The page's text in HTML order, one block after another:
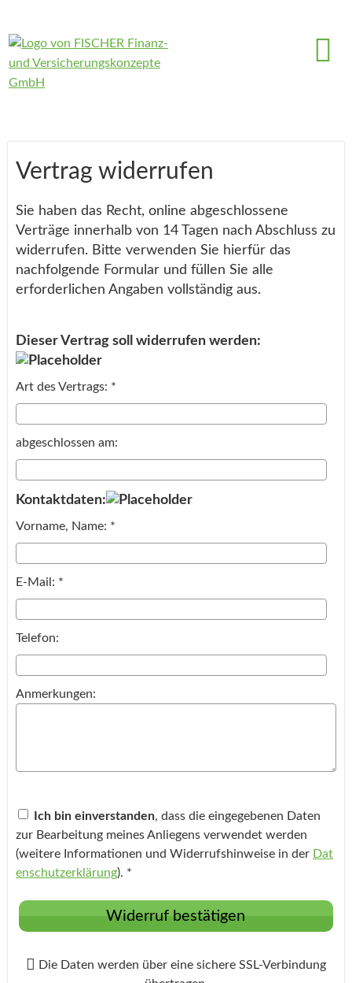
Vertrag widerrufen
Sie haben das Recht, online abgeschlossene
Verträge innerhalb von 14 Tagen nach Abschluss zu
widerrufen. Bitte verwenden Sie hierfür das
nachfolgende Formular und füllen Sie alle
erforderlichen Angaben vollständig aus.
Dieser Vertrag soll widerrufen werden:
Art des Vertrags: *
abgeschlossen am:
Kontaktdaten:
Vorname, Name: *
E-Mail: *
Telefon:
Anmerkungen:
Ich bin einverstanden, dass die eingegebenen Daten
zur Bearbeitung meines Anliegens verwendet werden
(weitere Informationen und Widerrufshinweise in der Dat
enschutzerklärung). *
Widerruf bestätigen
Die Daten werden über eine sichere SSL-Verbindung